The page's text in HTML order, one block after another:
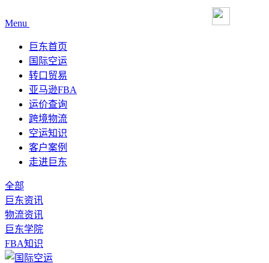
Menu
巨东首页
国际空运
转口贸易
亚马逊FBA
运价查询
跨境物流
空运知识
客户案例
走进巨东
全部
巨东资讯
物流资讯
巨东学院
FBA知识